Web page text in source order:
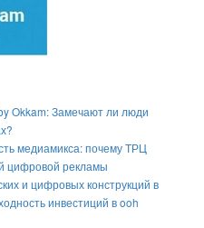
Okkam: Замечают ли люди
медиамикса: почему ТРЦ
цифровой рекламы
и цифровых конструкций в
инвестиций в ooh